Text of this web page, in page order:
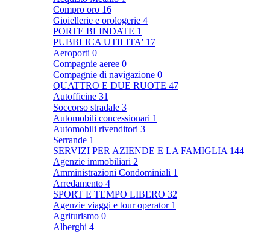
Compro oro 16
Gioiellerie e orologerie 4
PORTE BLINDATE 1
PUBBLICA UTILITA' 17
Aeroporti 0
Compagnie aeree 0
Compagnie di navigazione 0
QUATTRO E DUE RUOTE 47
Autofficine 31
Soccorso stradale 3
Automobili concessionari 1
Automobili rivenditori 3
Serrande 1
SERVIZI PER AZIENDE E LA FAMIGLIA 144
Agenzie immobiliari 2
Amministrazioni Condominiali 1
Arredamento 4
SPORT E TEMPO LIBERO 32
Agenzie viaggi e tour operator 1
Agriturismo 0
Alberghi 4